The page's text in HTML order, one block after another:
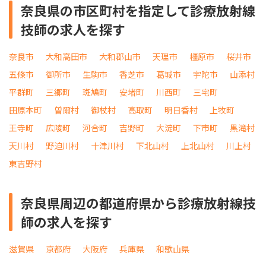
奈良県の市区町村を指定して診療放射線
技師の求人を探す
奈良市 大和高田市 大和郡山市 天理市 橿原市
桜井市
五條市
御所市 生駒市 香芝市 葛城市 宇陀市
山添村
平群町
三郷町 斑鳩町 安堵町 川西町
三宅町
田原本町
曽爾村 御杖村 高取町 明日香村
上牧町
王寺町
広陵町 河合町 吉野町 大淀町 下市町
黒滝村
天川村
野迫川村 十津川村 下北山村 上北山村
川上村
東吉野村
奈良県周辺の都道府県から診療放射線技
師の求人を探す
滋賀県 京都府 大阪府 兵庫県 和歌山県